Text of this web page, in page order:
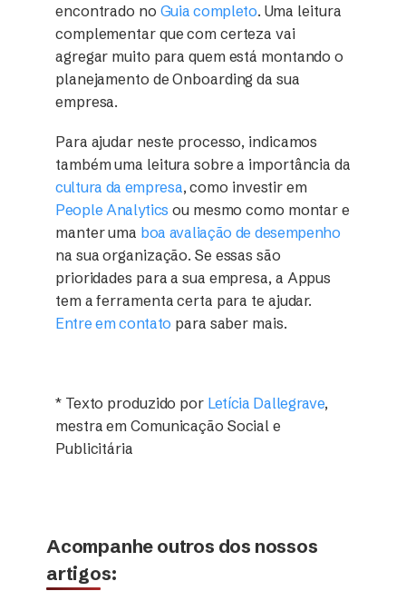
encontrado no Guia completo. Uma leitura
complementar que com certeza vai
agregar muito para quem está montando o
planejamento de Onboarding da sua
empresa.
Para ajudar neste processo, indicamos
também uma leitura sobre a importância da
cultura da empresa, como investir em
People Analytics ou mesmo como montar e
manter uma boa avaliação de desempenho
na sua organização. Se essas são
prioridades para a sua empresa, a Appus
tem a ferramenta certa para te ajudar.
Entre em contato para saber mais.
* Texto produzido por Letícia Dallegrave,
mestra em Comunicação Social e
Publicitária
Acompanhe outros dos nossos
artigos: